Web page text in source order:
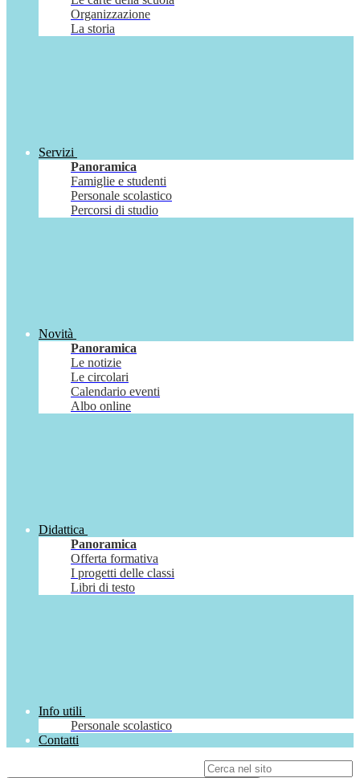
Organizzazione
La storia
Servizi
Panoramica
Famiglie e studenti
Personale scolastico
Percorsi di studio
Novità
Panoramica
Le notizie
Le circolari
Calendario eventi
Albo online
Didattica
Panoramica
Offerta formativa
I progetti delle classi
Libri di testo
Info utili
Personale scolastico
Contatti